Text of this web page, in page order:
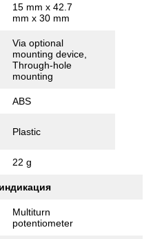
15 mm x 42.7
mm x 30 mm
Via optional
mounting device,
Through-hole
mounting
ABS
Plastic
22 g
Multiturn
potentiometer